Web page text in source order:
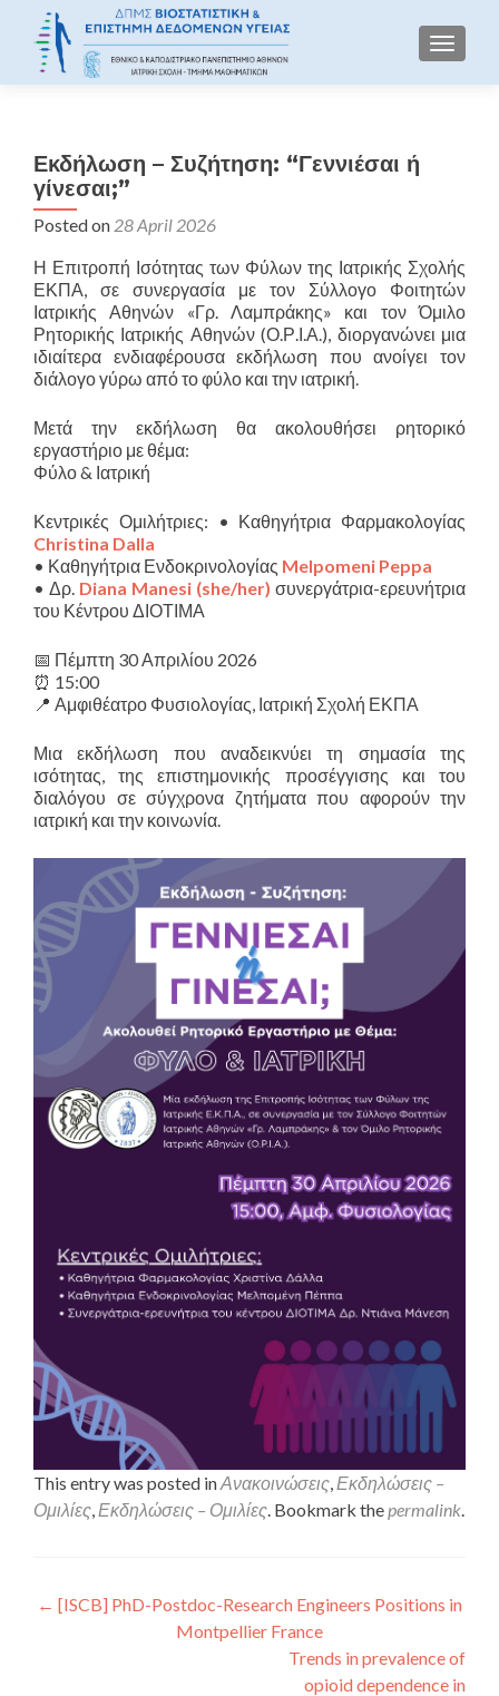
Εκδήλωση – Συζήτηση: “Γεννιέσαι ή
γίνεσαι;”
Posted on 28 April 2026
Η Επιτροπή Ισότητας των Φύλων της Ιατρικής Σχολής
ΕΚΠΑ, σε συνεργασία με τον Σύλλογο Φοιτητών
Ιατρικής Αθηνών «Γρ. Λαμπράκης» και τον Όμιλο
Ρητορικής Ιατρικής Αθηνών (Ο.Ρ.Ι.Α.), διοργανώνει μια
ιδιαίτερα ενδιαφέρουσα εκδήλωση που ανοίγει τον
διάλογο γύρω από το φύλο και την ιατρική.
Μετά την εκδήλωση θα ακολουθήσει ρητορικό
εργαστήριο με θέμα:
Φύλο & Ιατρική
Κεντρικές Ομιλήτριες: • Καθηγήτρια Φαρμακολογίας
Christina Dalla
• Καθηγήτρια Ενδοκρινολογίας Melpomeni Peppa
• Δρ. Diana Manesi (she/her) συνεργάτρια-ερευνήτρια
του Κέντρου ΔΙΟΤΙΜΑ
📅 Πέμπτη 30 Απριλίου 2026
⏰ 15:00
📍 Αμφιθέατρο Φυσιολογίας, Ιατρική Σχολή ΕΚΠΑ
Μια εκδήλωση που αναδεικνύει τη σημασία της
ισότητας, της επιστημονικής προσέγγισης και του
διαλόγου σε σύγχρονα ζητήματα που αφορούν την
ιατρική και την κοινωνία.
This entry was posted inΑνακοινώσεις,Εκδηλώσεις –
Ομιλίες,Εκδηλώσεις – Ομιλίες. Bookmark thepermalink.
Post navigation
← [ISCB] PhD-Postdoc-Research Engineers Positions in
Montpellier France
Trends in prevalence of
opioid dependence in